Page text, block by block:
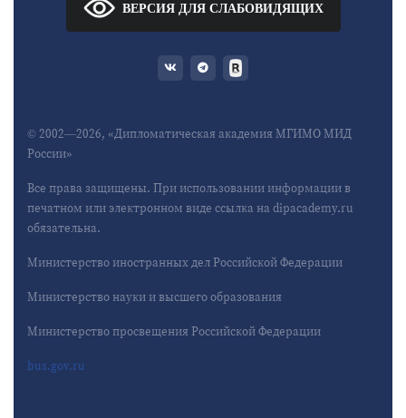
ВЕРСИЯ ДЛЯ СЛАБОВИДЯЩИХ
© 2002—2026, «Дипломатическая академия МГИМО МИД
России»
Все права защищены. При использовании информации в
печатном или электронном виде ссылка на dipacademy.ru
обязательна.
Министерство иностранных дел Российской Федерации
Министерство науки и высшего образования
Министерство просвещения Российской Федерации
bus.gov.ru